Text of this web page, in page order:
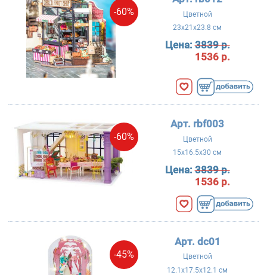
-60%
Цветной
23x21x23.8 см
Цена:3839 р.
1536 р.
-60%
Арт. rbf003
Цветной
15x16.5x30 см
Цена:3839 р.
1536 р.
-45%
Арт. dc01
Цветной
12.1x17.5x12.1 см